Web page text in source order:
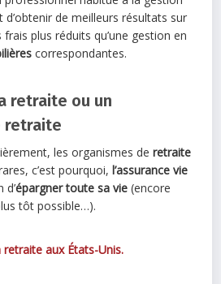
d’obtenir de meilleurs résultats sur
plus réduits qu’une gestion en
correspondantes.
retraite ou un
retraite
les organismes deretraite
c’est pourquoi, l’assurance vie
d’épargner toute sa vie (encore
tôt possible…).
retraite aux États-Unis.